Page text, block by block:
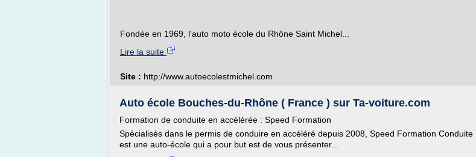
Fondée en 1969, l'auto moto école du Rhône Saint Michel...
Lire la suite
Site : http://www.autoecolestmichel.com
Auto école Bouches-du-Rhône ( France ) sur Ta-voiture.com
Formation de conduite en accélérée : Speed Formation
Spécialisés dans le permis de conduire en accéléré depuis 2008, Speed Formation Conduite
est une auto-école qui a pour but est de vous présenter...